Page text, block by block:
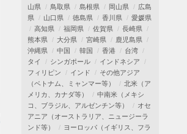
山県
鳥取県 島根県 岡山県
広島
県
山口県 徳島県 香川県
愛媛県
高知県
福岡県 佐賀県
長崎県
熊本県
大分県 宮崎県
鹿児島県
沖縄県
中国 韓国 香港
台湾
タイ
シンガポール
インドネシア
フィリピン
インド
その他アジア
（ベトナム、ミャンマー等）
北米（ア
メリカ、カナダ等）
中南米（メキシ
コ、ブラジル、アルゼンチン等）
オセ
アニア（オーストラリア、ニュージーラ
ンド等）
ヨーロッパ（イギリス、フラ